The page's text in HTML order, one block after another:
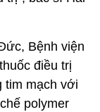
Bệnh viện
điều trị
tim mạch với
polymer